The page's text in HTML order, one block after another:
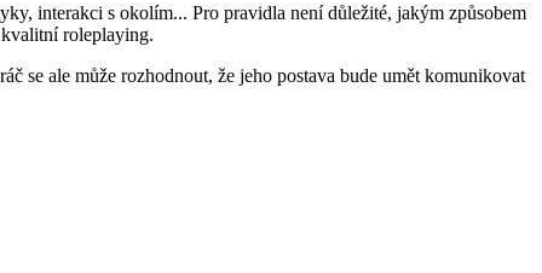
interakci s okolím... Pro pravidla není důležité, jakým způsobem
kvalitní roleplaying.
se ale může rozhodnout, že jeho postava bude umět komunikovat